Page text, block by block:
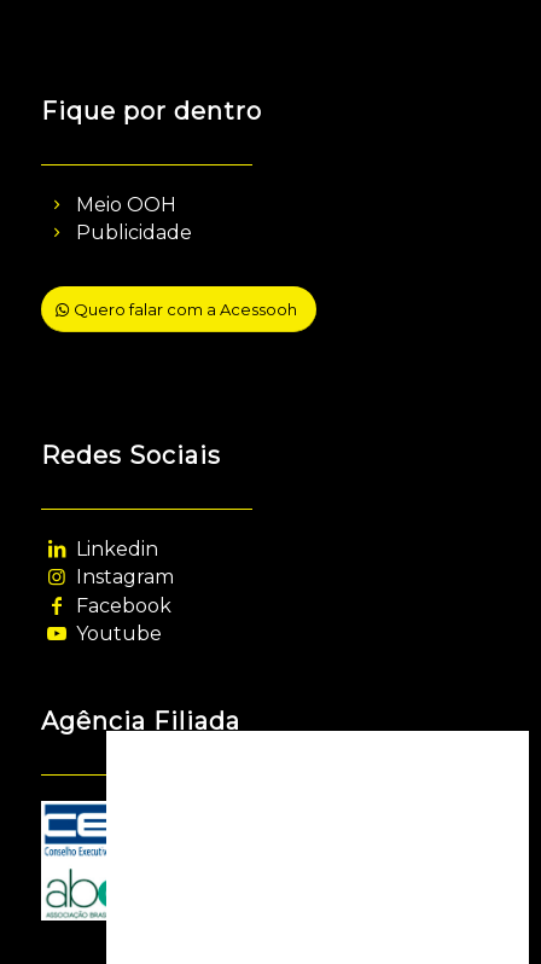
Fique por dentro
Meio OOH
Publicidade
Quero falar com a Acessooh
Redes Sociais
Linkedin
Instagram
Facebook
Youtube
Agência Filiada